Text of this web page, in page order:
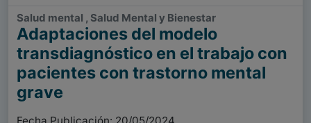
Salud mental , Salud Mental y Bienestar
Adaptaciones del modelo
transdiagnóstico en el trabajo con
pacientes con trastorno mental
grave